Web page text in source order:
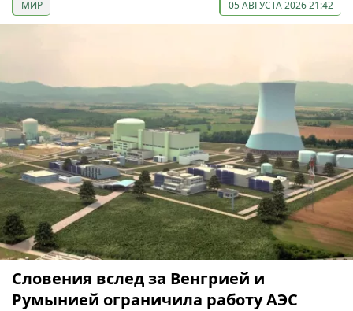
МИР 05 АВГУСТА 2026 21:42
Словения вслед за Венгрией и
Румынией ограничила работу АЭС